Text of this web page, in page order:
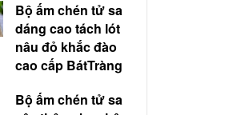
Bộ ấm chén tử sa
dáng cao tách lót
nâu đỏ khắc đào
cao cấp BátTràng
Bộ ấm chén tử sa